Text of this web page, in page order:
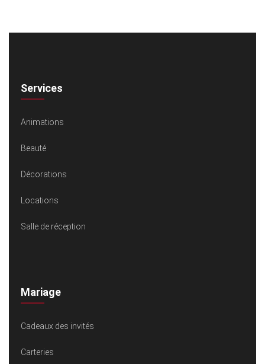
Mariage
Cadeaux des invités
Carteries
Services
Animations
Beauté
Décorations
Locations
Salle de réception